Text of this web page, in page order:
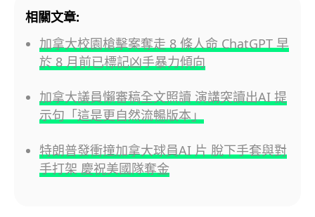
相關文章:
加拿大校園槍擊案奪走 8 條人命 ChatGPT 早
於 8 月前已標記凶手暴力傾向
加拿大議員懶審稿全文照讀 演講突讀出AI 提
示句「這是更自然流暢版本」
特朗普發衝撞加拿大球員AI 片 脫下手套與對
手打架 慶祝美國隊奪金